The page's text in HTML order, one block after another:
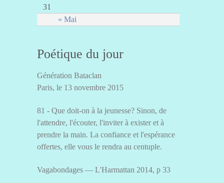
« Mai
31
Poétique du jour
Génération Bataclan
Paris, le 13 novembre 2015
81 - Que doit-on à la jeunesse? Sinon, de
l'attendre, l'écouter, l'inviter à exister et à
prendre la main. La confiance et l'espérance
offertes, elle vous le rendra au centuple.
Vagabondages — L'Harmattan 2014, p 33